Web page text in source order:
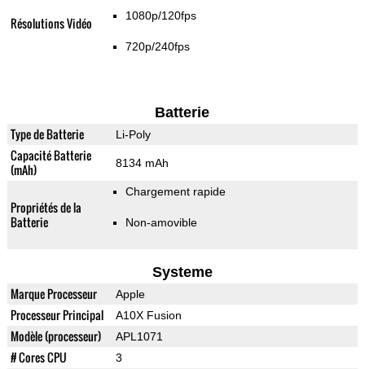
Résolutions Vidéo 1080p/120fps
720p/240fps
Batterie
Type de Batterie Li-Poly
Capacité Batterie
(mAh)
8134 mAh
Propriétés de la
Batterie
Chargement rapide
Non-amovible
Systeme
Marque Processeur Apple
Processeur Principal A10X Fusion
Modèle (processeur) APL1071
# Cores CPU 3